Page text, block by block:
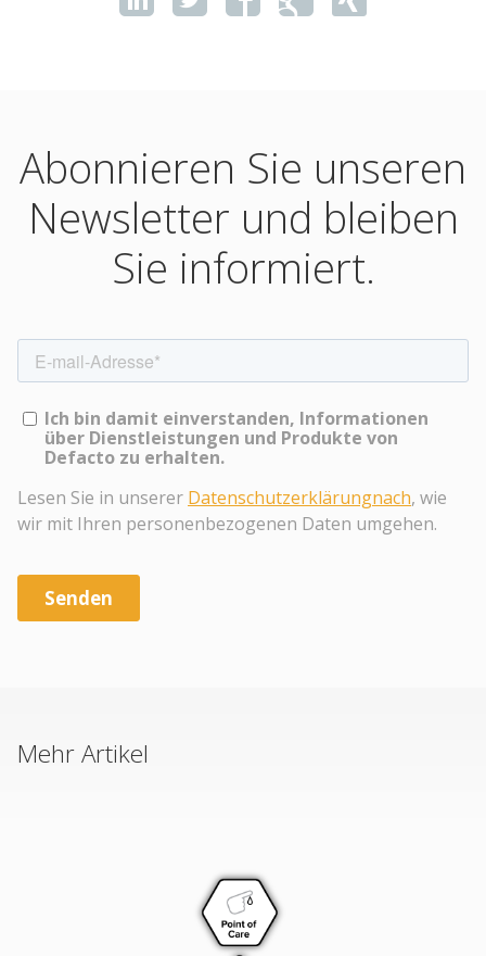
Abonnieren Sie unseren
Newsletter und bleiben
Sie informiert.
Mehr Artikel